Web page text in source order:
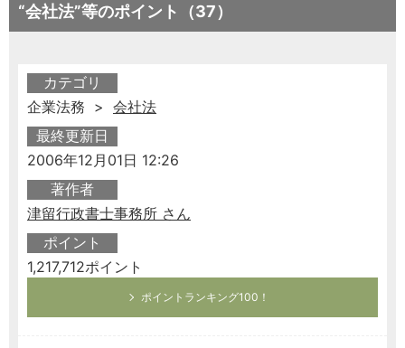
“会社法”等のポイント（37）
カテゴリ
企業法務 > 会社法
最終更新日
2006年12月01日 12:26
著作者
津留行政書士事務所 さん
ポイント
1,217,712ポイント
ポイントランキング100！